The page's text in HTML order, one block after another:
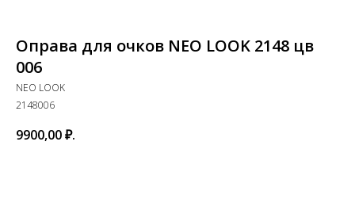
Оправа для очков NEO LOOK 2148 цв
006
NEO LOOK
2148006
9900,00₽.